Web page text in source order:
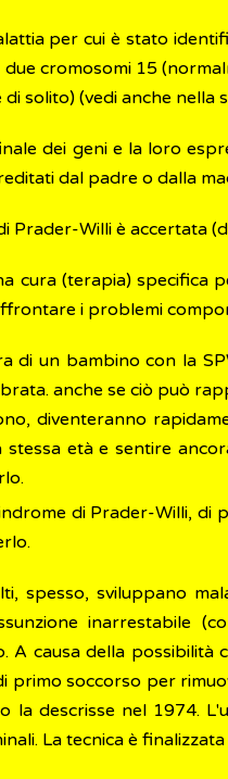
per cui è stato
due cromosomi 15
solito) (vedi anche nella
dei geni e la loro
dal padre o dalla
Prader-Willi è accertata
cura (terapia) specifica
i problemi
di un bambino con la
anche se ciò può
diventeranno
stessa età e sentire
di Prader-Willi, di
spesso, sviluppano
inarrestabile
A causa della possibilità
primo soccorso per
la descrisse nel 1974.
La tecnica è